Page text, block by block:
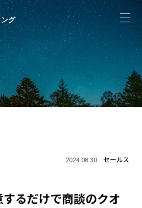
グ
2024.08.30 セールス
るだけで商談のクオ